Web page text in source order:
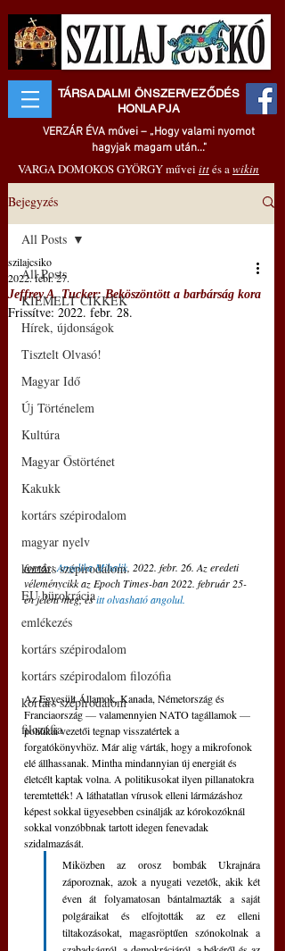
TÁRSADALMI ÖNSZERVEZŐDÉS
HONLAPJA
VERZÁR ÉVA művei – „Hogy valami nyomot
hagyjak magam után..."
VARGA DOMOKOS GYÖRGY művei ittés awikin
Bejegyzés
All Posts
KIEMELT CIKKEK
Hírek, újdonságok
Tisztelt Olvasó!
Magyar Idő
Új Történelem
Kultúra
Magyar Őstörténet
Kakukk
kortárs szépirodalom
magyar nyelv
kortárs szépirodalom
EU bürokrácia
emlékezés
kortárs szépirodalom
kortárs szépirodalom filozófia
kortárs szépirodalom
filozófia
All Posts
Jeffrey A. Tucker: Beköszöntött a barbárság kora
szilajcsiko
2022. febr. 27.
Frissítve: 2022. febr. 28.
forrás: Angelika Mihalik, 2022. febr. 26. Az eredeti
véleménycikk az Epoch Times-ban 2022. február 25-
én jelent meg, és itt olvasható angolul.
Az Egyesült Államok, Kanada, Németország és
Franciaország — valamennyien NATO tagállamok —
politikai vezetői tegnap visszatértek a
forgatókönyvhöz. Már alig várták, hogy a mikrofonok
elé állhassanak. Mintha mindannyian új energiát és
életcélt kaptak volna. A politikusokat ilyen pillanatokra
teremtették! A láthatatlan vírusok elleni lármázáshoz
képest sokkal ügyesebben csinálják az kórokozóknál
sokkal vonzóbbnak tartott idegen fenevadak
szidalmazását.
Miközben az orosz bombák Ukrajnára
záporoznak, azok a nyugati vezetők, akik két
éven át folyamatosan bántalmazták a saját
polgáraikat és elfojtották az ez elleni
tiltakozásokat, magasröptűen szónokolnak a